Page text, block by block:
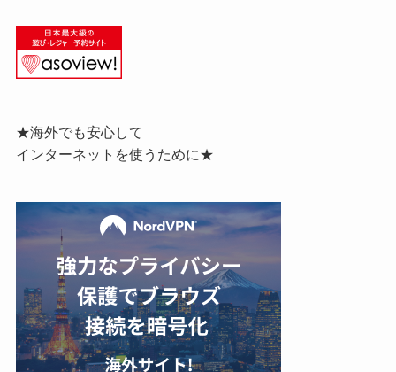
★海外でも安心して
インターネットを使うために★